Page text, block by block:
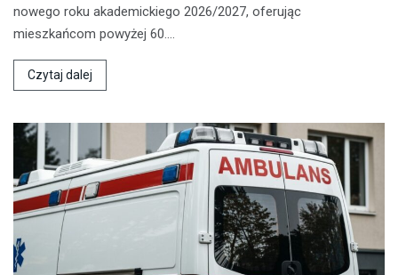
nowego roku akademickiego 2026/2027, oferując
mieszkańcom powyżej 60.…
Czytaj dalej